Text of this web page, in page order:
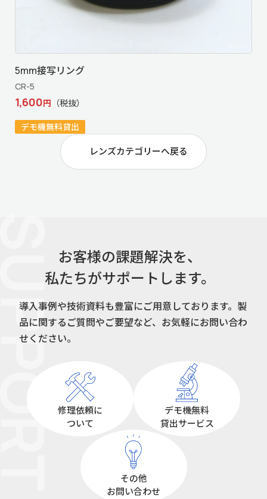
5mm接写リング
CR-5
1,600円 （税抜）
デモ機無料貸出
レンズカテゴリーへ戻る
お客様の課題解決を、
私たちがサポートします。
導入事例や技術資料も豊富にご用意しております。 製
品に関するご質問やご要望など、お気軽にお問い合わ
せください。
修理依頼に
ついて
デモ機無料
貸出サービス
その他
お問い合わせ